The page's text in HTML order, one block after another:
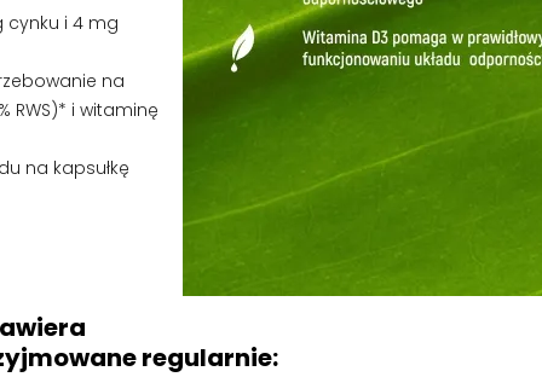
cynku i 4 mg
na
RWS)* i witaminę
na kapsułkę
regularnie: